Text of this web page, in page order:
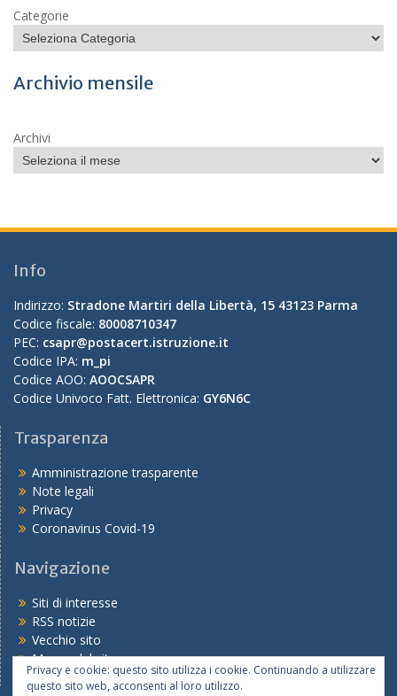
Categorie
Archivio mensile
Archivi
Info
Indirizzo: Stradone Martiri della Libertà, 15 43123 Parma
Codice fiscale: 80008710347
PEC: csapr@postacert.istruzione.it
Codice IPA: m_pi
Codice AOO: AOOCSAPR
Codice Univoco Fatt. Elettronica: GY6N6C
Trasparenza
Amministrazione trasparente
Note legali
Privacy
Coronavirus Covid-19
Navigazione
Siti di interesse
RSS notizie
Vecchio sito
Mappa del sito
Privacy e cookie: questo sito utilizza i cookie. Continuando a utilizzare
questo sito web, acconsenti al loro utilizzo.